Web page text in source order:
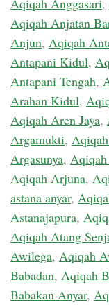
Aqiqah Anggasari,
Aqiqah Anjatan
Anjun, Aqiqah
Antapani Kidul,
Antapani Tengah,
Arahan Kidul,
Aqiqah Aren Jaya,
Argamukti,
Argasunya,
Aqiqah Arjuna,
astana anyar,
Astanajapura,
Aqiqah Atang
Awilega, Aqiqah
Babadan, Aqiqah
Babakan Anyar,